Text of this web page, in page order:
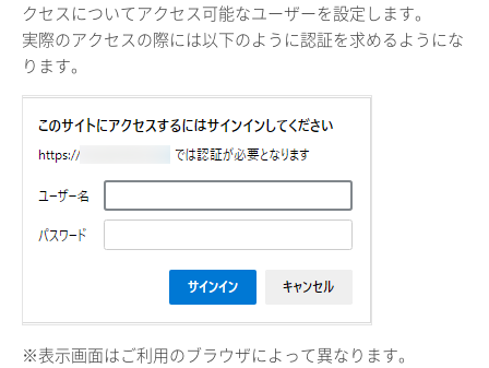
クセスについてアクセス可能なユーザーを設定します。
実際のアクセスの際には以下のように認証を求めるようにな
ります。
※表示画面はご利用のブラウザによって異なります。